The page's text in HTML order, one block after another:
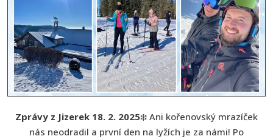
Zprávy z Jizerek 18. 2. 2025❄️ Ani kořenovský mrazíček
nás neodradil a první den na lyžích je za námi! Po